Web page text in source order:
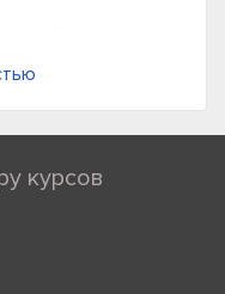
лексика и
для тех, кто
курсов